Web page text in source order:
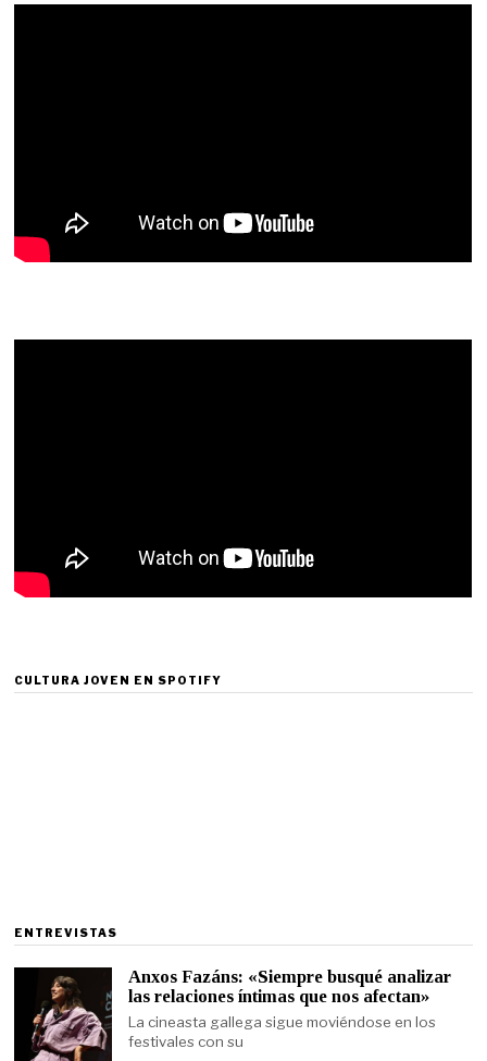
CULTURA JOVEN EN SPOTIFY
ENTREVISTAS
Anxos Fazáns: «Siempre busqué analizar
las relaciones íntimas que nos afectan»
La cineasta gallega sigue moviéndose en los
festivales con su